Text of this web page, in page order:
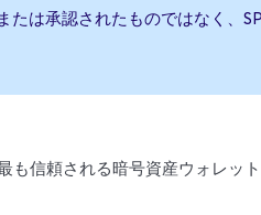
たは承認されたものではなく、
信頼される暗号資産ウォレット